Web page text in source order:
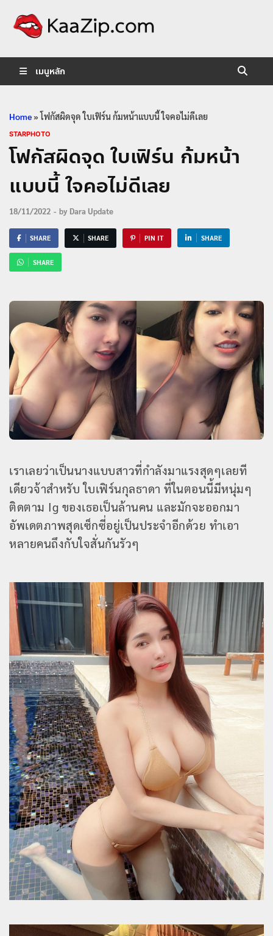
เมนูหลัก
Home» โฟกัสผิดจุด ใบเฟิร์น ก้มหน้าแบบนี้ ใจคอไม่ดีเลย
STARPHOTO
โฟกัสผิดจุด ใบเฟิร์น ก้มหน้า
แบบนี้ ใจคอไม่ดีเลย
18/11/2022 - by Dara Update
SHARE SHARE PIN IT SHARE
SHARE
เราเลยว่าเป็นนางแบบสาวที่กำลังมาแรงสุดๆเลยที
เดียวจ้าสำหรับ ใบเฟิร์นกุลธาดา ที่ในตอนนี้มีหนุ่มๆ
ติดตาม Ig ของเธอเป็นล้านคน และมักจะออกมา
อัพเดตภาพสุดเซ็กซี่อยู่เป็นประจำอีกด้วย ทำเอา
หลายคนถึงกับใจสั่นกันรัวๆ